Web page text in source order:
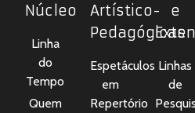
Núcleo
Linha
do
Tempo
Quem
Artístico-
Pedagógicas
Espetáculos
em
Repertório
e
Linhas
de